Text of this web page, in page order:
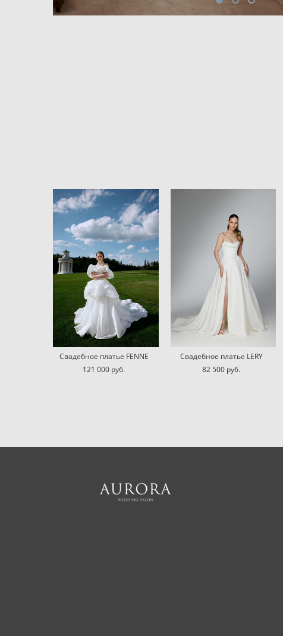
Свадебное платье FENNE
121 000 pуб.
Свадебное платье LERY
82 500 pуб.